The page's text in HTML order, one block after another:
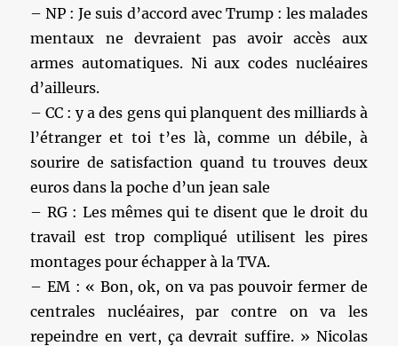
– NP : Je suis d’accord avec Trump : les malades
mentaux ne devraient pas avoir accès aux
armes automatiques. Ni aux codes nucléaires
d’ailleurs.
– CC : y a des gens qui planquent des milliards à
l’étranger et toi t’es là, comme un débile, à
sourire de satisfaction quand tu trouves deux
euros dans la poche d’un jean sale
– RG : Les mêmes qui te disent que le droit du
travail est trop compliqué utilisent les pires
montages pour échapper à la TVA.
– EM : « Bon, ok, on va pas pouvoir fermer de
centrales nucléaires, par contre on va les
repeindre en vert, ça devrait suffire. » Nicolas